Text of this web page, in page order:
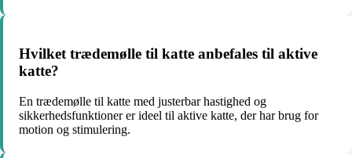
Hvilket trædemølle til katte anbefales til aktive
katte?
En trædemølle til katte med justerbar hastighed og
sikkerhedsfunktioner er ideel til aktive katte, der har brug for
motion og stimulering.